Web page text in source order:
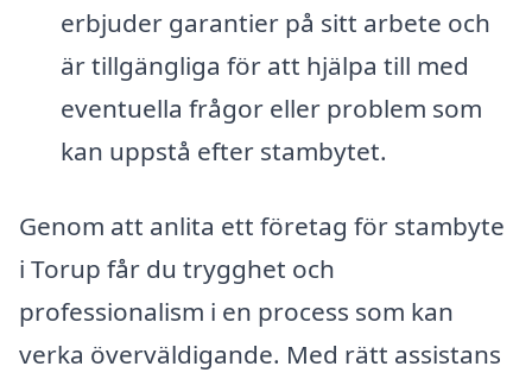
erbjuder garantier på sitt arbete och
är tillgängliga för att hjälpa till med
eventuella frågor eller problem som
kan uppstå efter stambytet.
Genom att anlita ett företag för stambyte
i Torup får du trygghet och
professionalism i en process som kan
verka överväldigande. Med rätt assistans